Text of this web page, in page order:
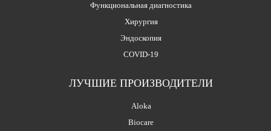
Функциональная диагностика
Хирургия
Эндоскопия
COVID-19
ЛУЧШИЕ ПРОИЗВОДИТЕЛИ
Aloka
Biocare